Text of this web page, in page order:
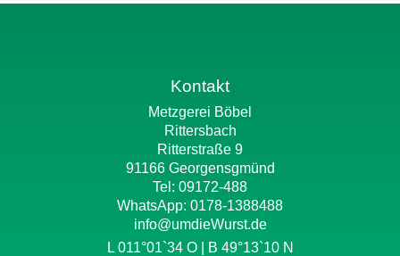
Kontakt
Metzgerei Böbel
Rittersbach
Ritterstraße 9
91166 Georgensgmünd
Tel: 09172-488
WhatsApp: 0178-1388488
info@umdieWurst.de
L 011°01`34 O | B 49°13`10 N